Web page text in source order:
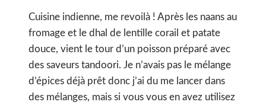
Cuisine indienne, me revoilà ! Après les naans au
fromage et le dhal de lentille corail et patate
douce, vient le tour d’un poisson préparé avec
des saveurs tandoori. Je n’avais pas le mélange
d’épices déjà prêt donc j’ai du me lancer dans
des mélanges, mais si vous vous en avez utilisez